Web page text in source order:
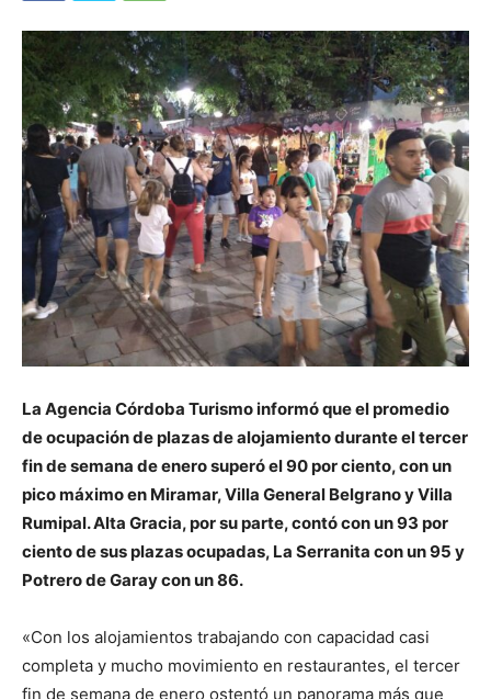
La Agencia Córdoba Turismo informó que el promedio
de ocupación de plazas de alojamiento durante el tercer
fin de semana de enero superó el 90 por ciento, con un
pico máximo en Miramar, Villa General Belgrano y Villa
Rumipal. Alta Gracia, por su parte, contó con un 93 por
ciento de sus plazas ocupadas, La Serranita con un 95 y
Potrero de Garay con un 86.
«Con los alojamientos trabajando con capacidad casi
completa y mucho movimiento en restaurantes, el tercer
fin de semana de enero ostentó un panorama más que